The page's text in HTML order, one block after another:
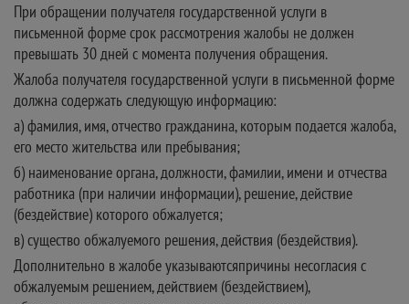
При обращении получателя государственной услуги в
письменной форме срок рассмотрения жалобы не должен
превышать 30 дней с момента получения обращения.
Жалоба получателя государственной услуги в письменной форме
должна содержать следующую информацию:
а) фамилия, имя, отчество гражданина, которым подается жалоба,
его место жительства или пребывания;
б) наименование органа, должности, фамилии, имени и отчества
работника (при наличии информации), решение, действие
(бездействие) которого обжалуется;
в) существо обжалуемого решения, действия (бездействия).
Дополнительно в жалобе указываютсяпричины несогласия с
обжалуемым решением, действием (бездействием),